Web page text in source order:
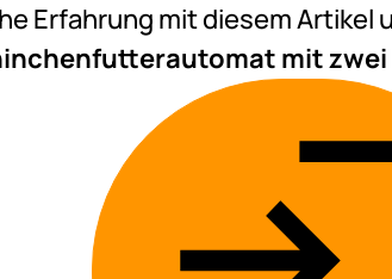
Erfahrung mit diesem
mit zwei